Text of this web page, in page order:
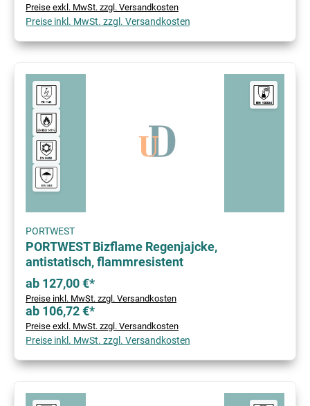
Preise exkl. MwSt. zzgl. Versandkosten
Preise inkl. MwSt. zzgl. Versandkosten
PORTWEST
PORTWEST Bizflame Regenjajcke,
antistatisch, flammresistent
ab 127,00 €*
Preise inkl. MwSt. zzgl. Versandkosten
ab 106,72 €*
Preise exkl. MwSt. zzgl. Versandkosten
Preise inkl. MwSt. zzgl. Versandkosten